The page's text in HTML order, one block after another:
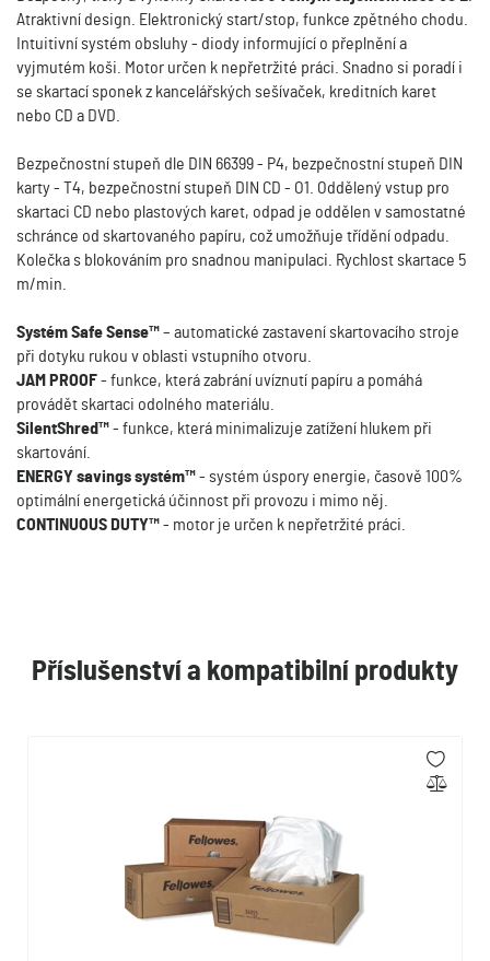
Atraktivní design. Elektronický start/stop, funkce zpětného chodu.
Intuitivní systém obsluhy - diody informující o přeplnění a
vyjmutém koši. Motor určen k nepřetržité práci. Snadno si poradí i
se skartací sponek z kancelářských sešívaček, kreditních karet
nebo CD a DVD.
Bezpečnostní stupeň dle DIN 66399 - P4, bezpečnostní stupeň DIN
karty - T4, bezpečnostní stupeň DIN CD - O1. Oddělený vstup pro
skartaci CD nebo plastových karet, odpad je oddělen v samostatné
schránce od skartovaného papíru, což umožňuje třídění odpadu.
Kolečka s blokováním pro snadnou manipulaci. Rychlost skartace 5
m/min.
Systém Safe Sense™– automatické zastavení skartovacího stroje
při dotyku rukou v oblasti vstupního otvoru.
JAM PROOF- funkce, která zabrání uvíznutí papíru a pomáhá
provádět skartaci odolného materiálu.
SilentShred™- funkce, která minimalizuje zatížení hlukem při
skartování.
ENERGY savings systém™- systém úspory energie, časově 100%
optimální energetická účinnost při provozu i mimo něj.
CONTINUOUS DUTY™- motor je určen k nepřetržité práci.
Příslušenství a kompatibilní produkty